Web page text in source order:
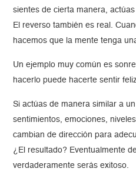
sientes de cierta manera,
El reverso también es real.
hacemos que la mente tenga
Un ejemplo muy común es
hacerlo puede hacerte sentir
Si actúas de manera similar a
sentimientos, emociones,
cambian de dirección para
¿El resultado? Eventualmente
verdaderamente serás exitoso.